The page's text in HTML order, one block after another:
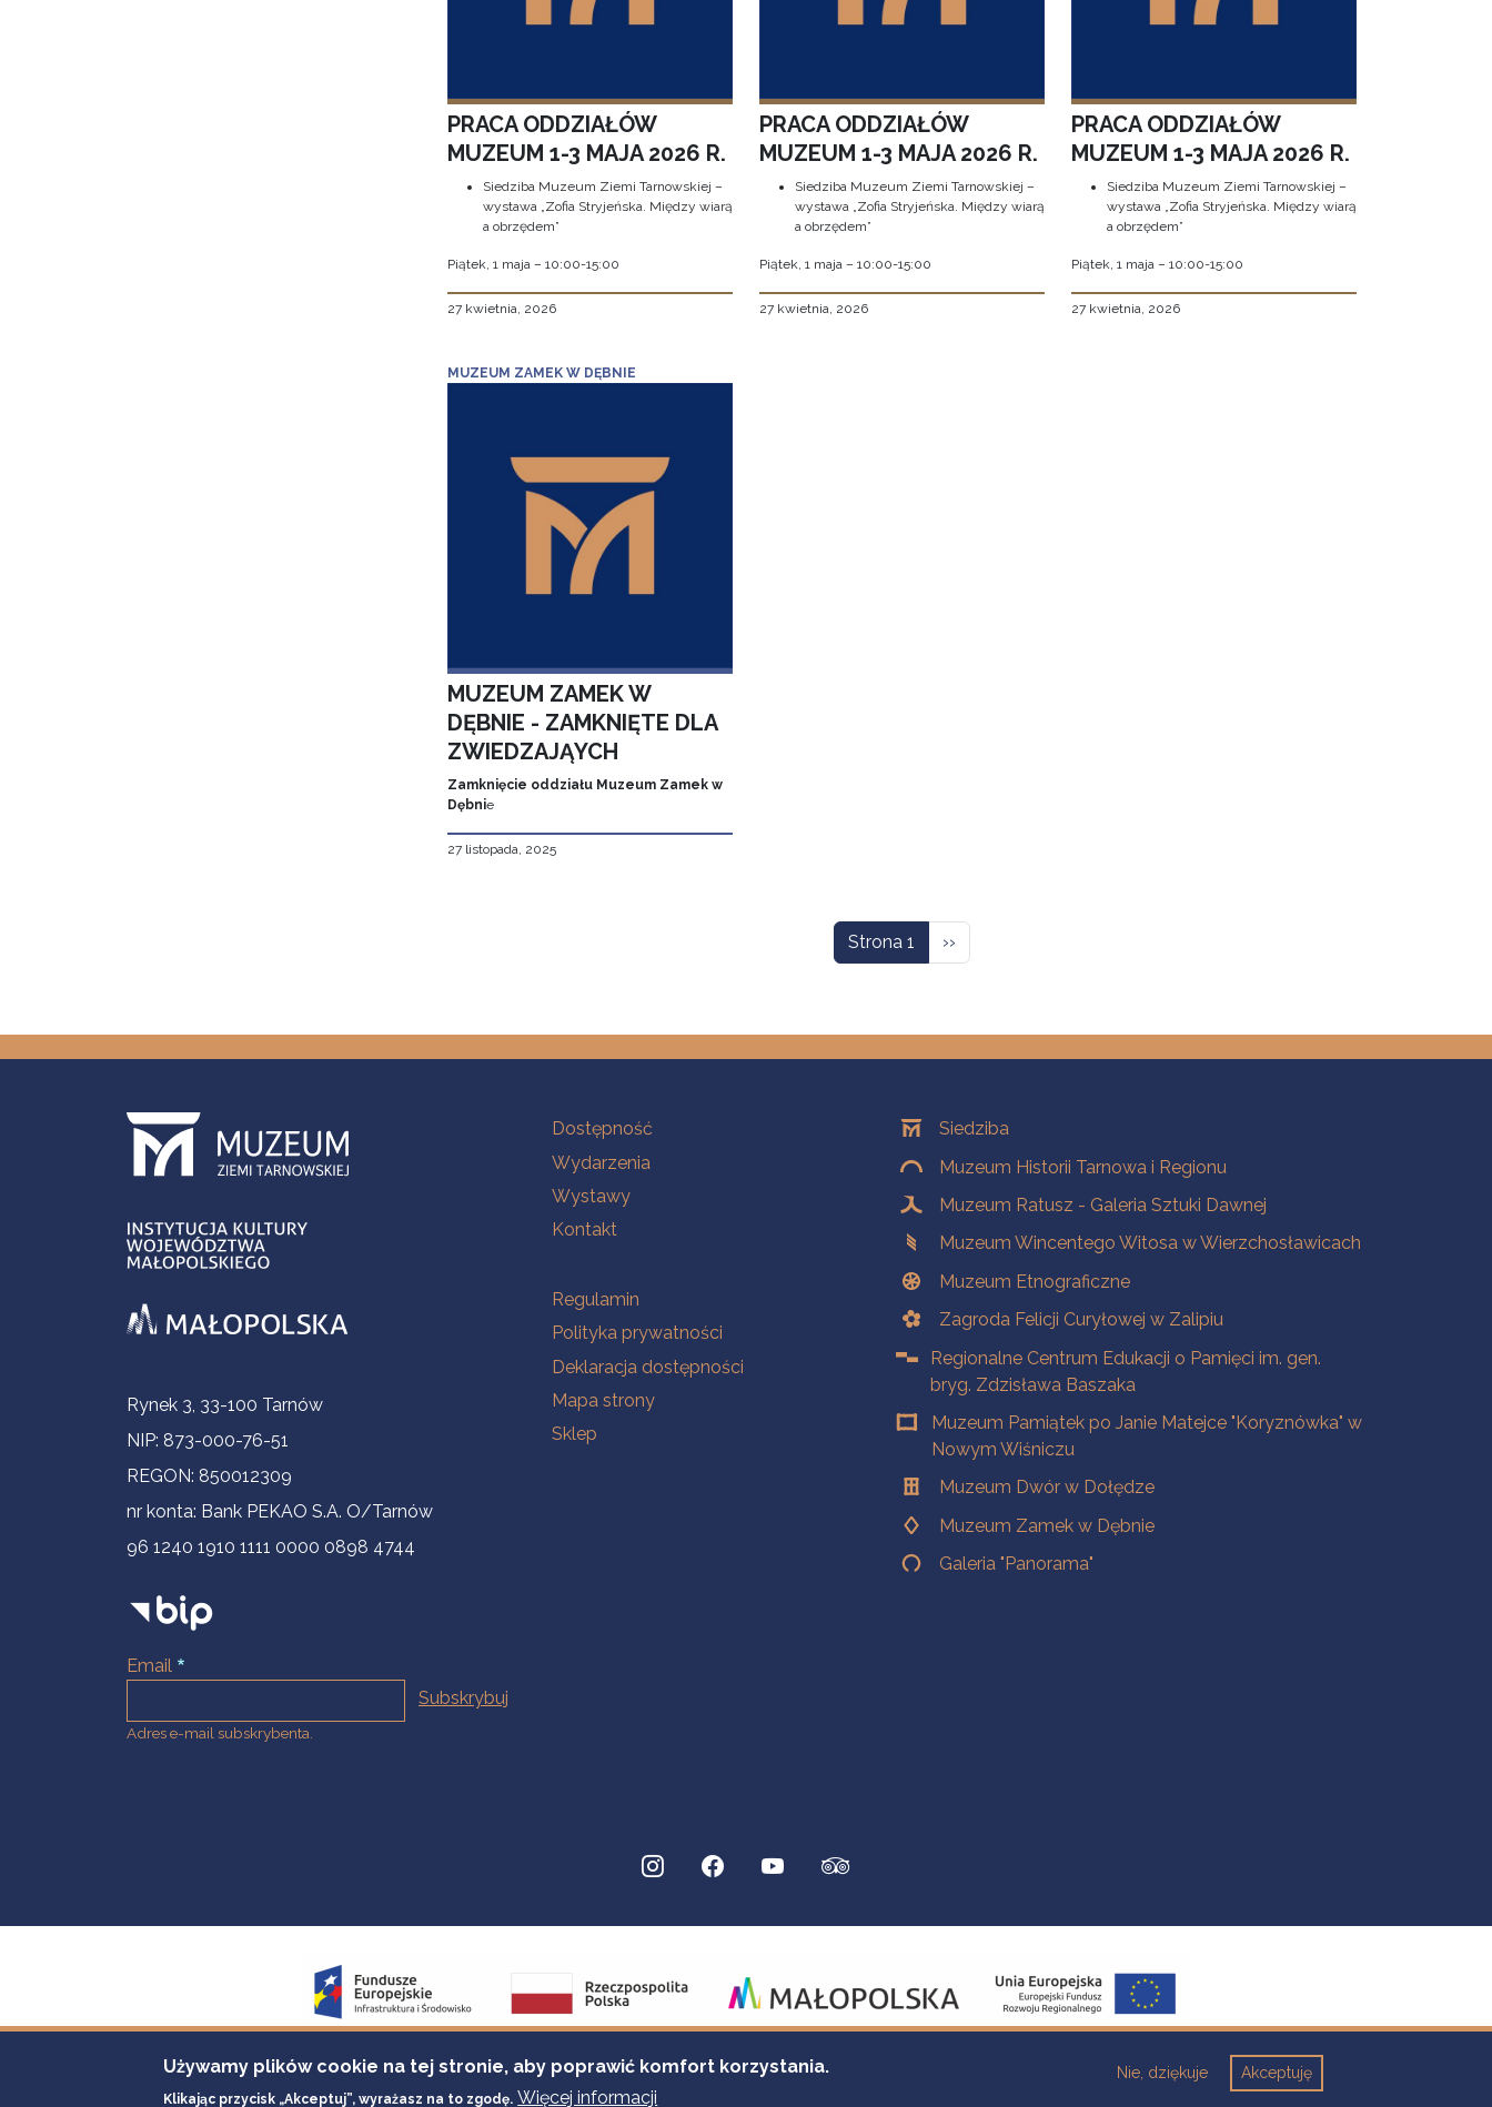
PRACA ODDZIAŁÓW
MUZEUM 1-3 MAJA 2026 R.
Siedziba Muzeum Ziemi Tarnowskiej –
wystawa „Zofia Stryjeńska. Między wiarą
a obrzędem”
Piątek, 1 maja – 10:00-15:00
27 kwietnia, 2026
PRACA ODDZIAŁÓW
MUZEUM 1-3 MAJA 2026 R.
Siedziba Muzeum Ziemi Tarnowskiej –
wystawa „Zofia Stryjeńska. Między wiarą
a obrzędem”
Piątek, 1 maja – 10:00-15:00
27 kwietnia, 2026
PRACA ODDZIAŁÓW
MUZEUM 1-3 MAJA 2026 R.
Siedziba Muzeum Ziemi Tarnowskiej –
wystawa „Zofia Stryjeńska. Między wiarą
a obrzędem”
Piątek, 1 maja – 10:00-15:00
27 kwietnia, 2026
MUZEUM ZAMEK W DĘBNIE
MUZEUM ZAMEK W
DĘBNIE - ZAMKNIĘTE DLA
ZWIEDZAJĄYCH
Zamknięcie oddziału Muzeum Zamek w
Dębnie
27 listopada, 2025
Strona 1 Następna strona
››
Informacje kontaktowe
Rynek 3, 33-100 Tarnów
NIP: 873-000-76-51
REGON: 850012309
nr konta: Bank PEKAO S.A. O/Tarnów
96 1240 1910 1111 0000 0898 4744
Email
Adres e-mail subskrybenta.
Na skróty
Dostępność
Wydarzenia
Wystawy
Kontakt
Na skróty
Regulamin
Polityka prywatności
Deklaracja dostępności
Mapa strony
Sklep
OddziałySiedziba
Muzeum Historii Tarnowa i Regionu
Muzeum Ratusz - Galeria Sztuki Dawnej
Muzeum Wincentego Witosa w Wierzchosławicach
Muzeum Etnograficzne
Zagroda Felicji Curyłowej w Zalipiu
Regionalne Centrum Edukacji o Pamięci im. gen.
bryg. Zdzisława Baszaka
Muzeum Pamiątek po Janie Matejce "Koryznówka" w
Nowym Wiśniczu
Muzeum Dwór w Dołędze
Muzeum Zamek w Dębnie
Galeria "Panorama"
Używamy plików cookie na tej stronie, aby poprawić komfort korzystania.
Klikając przycisk „Akceptuj”, wyrażasz na to zgodę. Więcej informacji
Akceptuję
Nie, dziękuje